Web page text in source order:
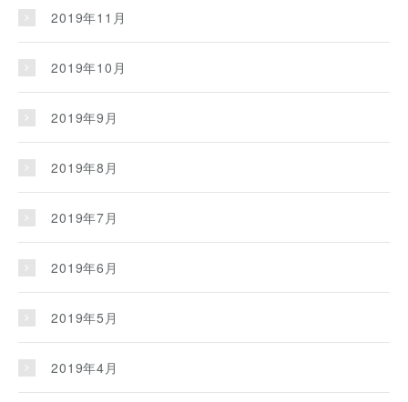
2019年11月
2019年10月
2019年9月
2019年8月
2019年7月
2019年6月
2019年5月
2019年4月